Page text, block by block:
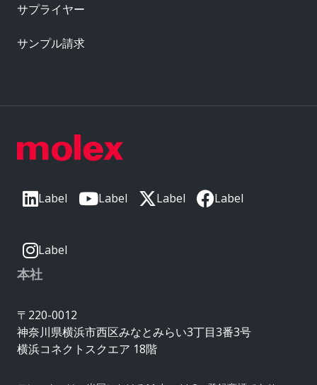
Label Label Label Label
Label
本社
〒220-0012
神奈川県横浜市西区みなとみらい3丁目3番3号
横浜コネクトスクエア 18階
サプライヤー
サンプル請求